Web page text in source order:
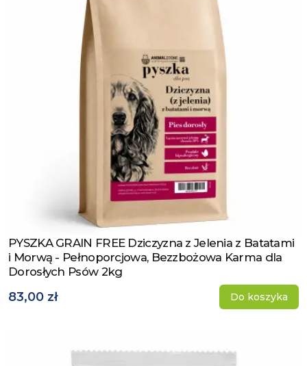
Zobacz produkt
PYSZKA GRAIN FREE Dziczyzna z Jelenia z Batatami
i Morwą - Pełnoporcjowa, Bezzbożowa Karma dla
Dorosłych Psów 2kg
83,00 zł Do koszyka